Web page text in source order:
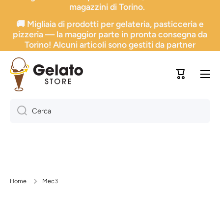
Vai direttamente ai contenuti
🚚 Migliaia di prodotti per gelateria, pasticceria e
pizzeria — la maggior parte in pronta consegna da
Torino! Alcuni articoli sono gestiti da partner
selezionati.
Carrello
Cerca
Home Mec3